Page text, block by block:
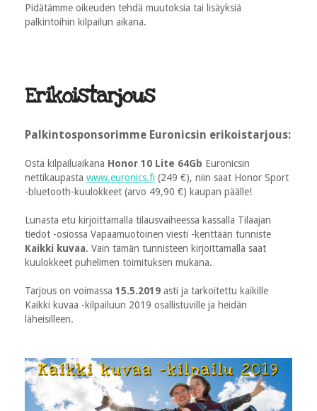
Pidätämme oikeuden tehdä muutoksia tai lisäyksiä
palkintoihin kilpailun aikana.
Erikoistarjous
Palkintosponsorimme Euronicsin erikoistarjous:
Osta kilpailuaikana Honor 10 Lite 64Gb Euronicsin
nettikaupasta www.euronics.fi (249 €), niin saat Honor Sport
-bluetooth-kuulokkeet (arvo 49,90 €) kaupan päälle!
Lunasta etu kirjoittamalla tilausvaiheessa kassalla Tilaajan
tiedot -osiossa Vapaamuotoinen viesti -kenttään tunniste
Kaikki kuvaa. Vain tämän tunnisteen kirjoittamalla saat
kuulokkeet puhelimen toimituksen mukana.
Tarjous on voimassa 15.5.2019 asti ja tarkoitettu kaikille
Kaikki kuvaa -kilpailuun 2019 osallistuville ja heidän
läheisilleen.